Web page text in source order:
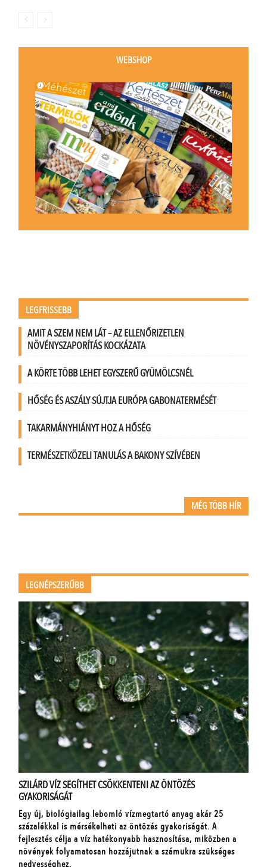
WEBSHOP
LEGFRISSEBB
AMIT A SZEM NEM LÁT – AZ ELLENŐRIZETLEN
NÖVÉNYSZAPORÍTÁS KOCKÁZATA
A KÖRTE TÖBB LEHET EGYSZERŰ GYÜMÖLCSNÉL
HŐSÉG ÉS ASZÁLY SÚJTJA EURÓPA GABONATERMÉSÉT
TAKARMÁNYHIÁNYT HOZ A HŐSÉG
TERMÉSZETKÖZELI TANULÁS A BAKONY SZÍVÉBEN
MÉG TÖBB HÍR
LEGNÉPSZERŰBB